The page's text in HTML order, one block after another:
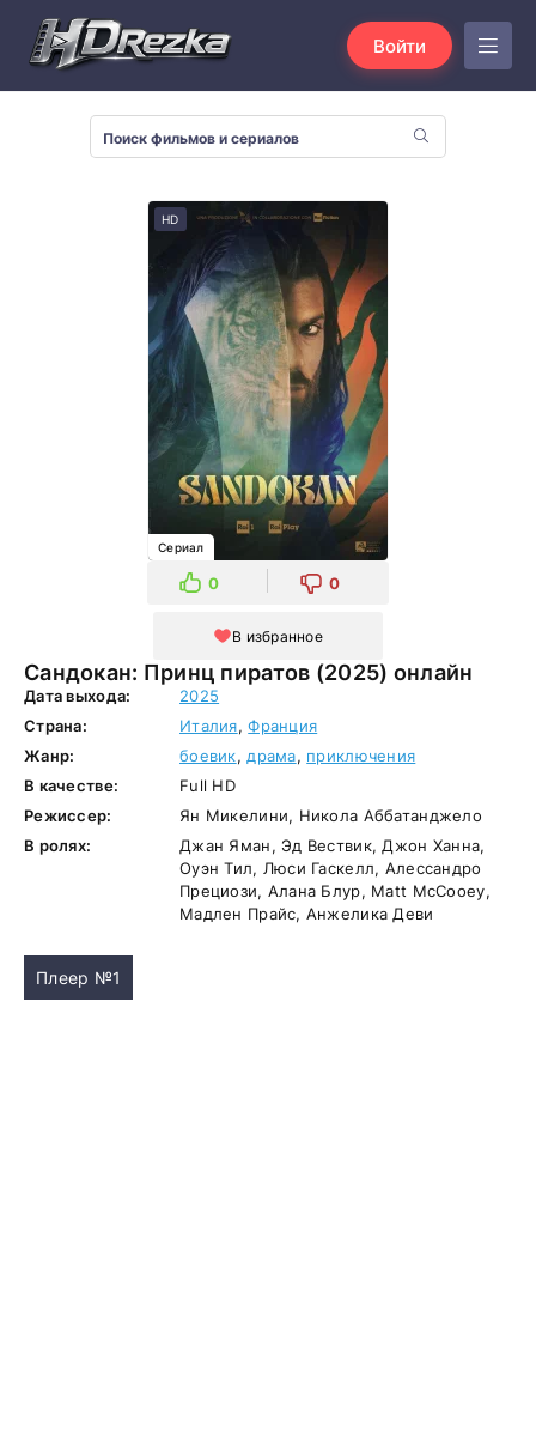
Войти
Сандокан: Принц пиратов (2025) онлайн
HD
Сериал
0 0
В избранное
Дата выхода:
2025
Страна:
Италия,Франция
Жанр:
боевик, драма, приключения
В качестве:
Full HD
Режиссер:
Ян Микелини, Никола Аббатанджело
В ролях:
Джан Яман, Эд Вествик, Джон Ханна,
Оуэн Тил, Люси Гаскелл, Алессандро
Прециози, Алана Блур, Matt McCooey,
Мадлен Прайс, Анжелика Деви
Плеер №1